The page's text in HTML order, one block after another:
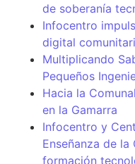
de soberanía
Infocentro
digital
Multiplicando
Pequeños
Hacia la
en la Gamarra
Infocentro y
Enseñanza de la
formación